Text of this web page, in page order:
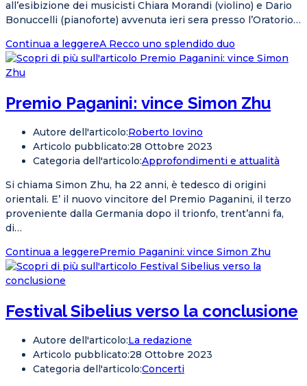
all’esibizione dei musicisti Chiara Morandi (violino) e Dario
Bonuccelli (pianoforte) avvenuta ieri sera presso l’Oratorio…
Continua a leggereA Recco uno splendido duo
Premio Paganini: vince Simon Zhu
Autore dell'articolo:Roberto Iovino
Articolo pubblicato:28 Ottobre 2023
Categoria dell'articolo:Approfondimenti e attualità
Si chiama Simon Zhu, ha 22 anni, è tedesco di origini
orientali. E’ il nuovo vincitore del Premio Paganini, il terzo
proveniente dalla Germania dopo il trionfo, trent’anni fa,
di…
Continua a leggerePremio Paganini: vince Simon Zhu
Festival Sibelius verso la conclusione
Autore dell'articolo:La redazione
Articolo pubblicato:28 Ottobre 2023
Categoria dell'articolo:Concerti